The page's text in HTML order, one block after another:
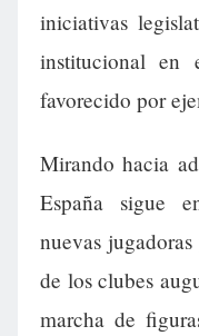
iniciativas
institucional en
favorecido por
Mirando hacia
España sigue
nuevas
de los clubes
marcha de